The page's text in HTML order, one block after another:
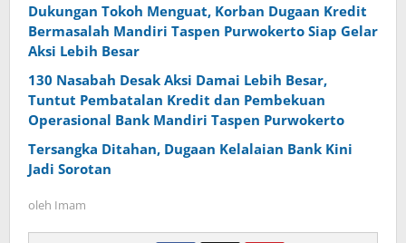
Dukungan Tokoh Menguat, Korban Dugaan Kredit
Bermasalah Mandiri Taspen Purwokerto Siap Gelar
Aksi Lebih Besar
130 Nasabah Desak Aksi Damai Lebih Besar,
Tuntut Pembatalan Kredit dan Pembekuan
Operasional Bank Mandiri Taspen Purwokerto
Tersangka Ditahan, Dugaan Kelalaian Bank Kini
Jadi Sorotan
oleh Imam